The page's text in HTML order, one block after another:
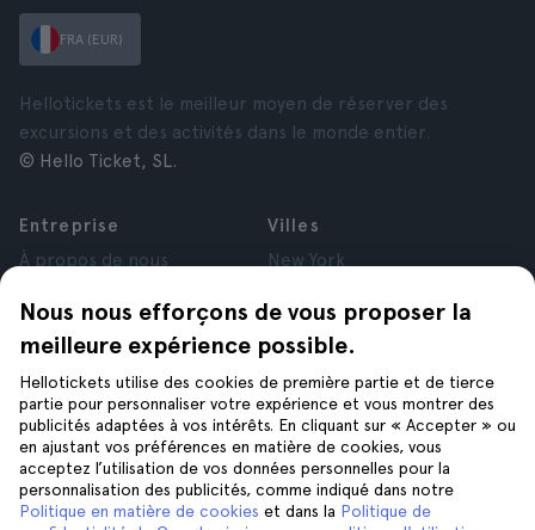
Nous nous efforçons de vous proposer la
meilleure expérience possible.
Hellotickets utilise des cookies de première partie et de tierce
partie pour personnaliser votre expérience et vous montrer des
publicités adaptées à vos intérêts. En cliquant sur « Accepter » ou
en ajustant vos préférences en matière de cookies, vous
acceptez l’utilisation de vos données personnelles pour la
personnalisation des publicités, comme indiqué dans notre
Politique en matière de cookies et dans la Politique de
FRA (EUR)
Hellotickets est le meilleur moyen de réserver des
excursions et des activités dans le monde entier.
© Hello Ticket, SL.
Entreprise
À propos de nous
Affiliés
Avis
Confidentialité
Conditions générales
Mentions Légales
Cookies
Villes
New York
Paris
Londres
Grenade
Cracovie
Tenerife
Aide Suivez-nous sur